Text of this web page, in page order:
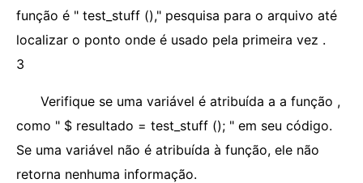
função é " test_stuff ()," pesquisa para o arquivo até
localizar o ponto onde é usado pela primeira vez .
3
Verifique se uma variável é atribuída a a função ,
como " $ resultado = test_stuff (); " em seu código.
Se uma variável não é atribuída à função, ele não
retorna nenhuma informação.